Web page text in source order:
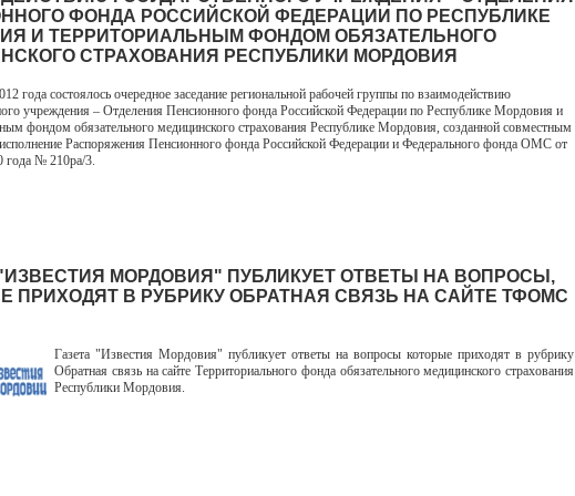
ФОНДА РОССИЙСКОЙ ФЕДЕРАЦИИ ПО РЕСПУБЛИКЕ
И ТЕРРИТОРИАЛЬНЫМ ФОНДОМ ОБЯЗАТЕЛЬНОГО
СТРАХОВАНИЯ РЕСПУБЛИКИ МОРДОВИЯ
года состоялось очередное заседание региональной рабочей группы по взаимодействию
учреждения – Отделения Пенсионного фонда Российской Федерации по Республике Мордовия и
фондом обязательного медицинского страхования Республике Мордовия, созданной совместным
Распоряжения Пенсионного фонда Российской Федерации и Федерального фонда ОМС от
года № 210ра/3.
МОРДОВИЯ" ПУБЛИКУЕТ ОТВЕТЫ НА ВОПРОСЫ,
ПРИХОДЯТ В РУБРИКУ ОБРАТНАЯ СВЯЗЬ НА САЙТЕ ТФОМС
Газета "Известия Мордовия" публикует ответы на вопросы которые приходят в рубрику
Обратная связь на сайте Территориального фонда обязательного медицинского страхования
Республики Мордовия.